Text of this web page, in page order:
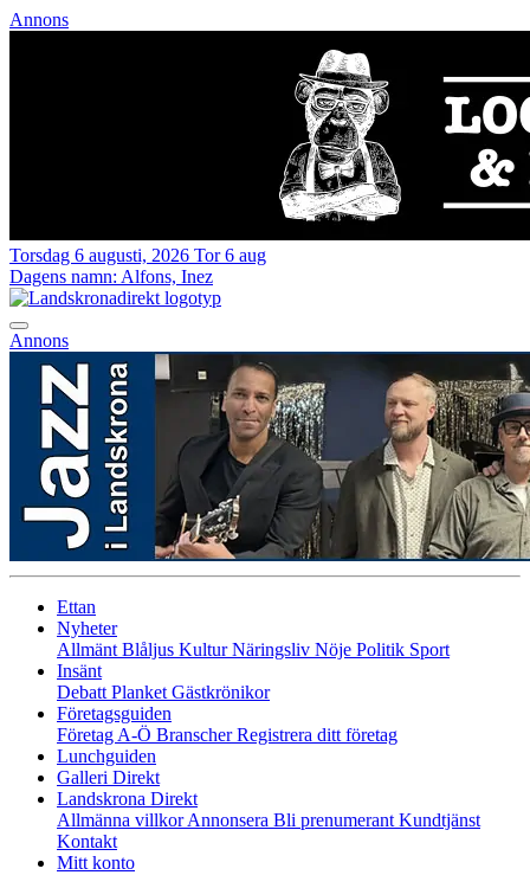
Annons
Torsdag 6 augusti, 2026 Tor 6 aug
Dagens namn: Alfons, Inez
Annons
Ettan
Nyheter
Allmänt Blåljus KulturNäringsliv Nöje Politik Sport
Insänt
Debatt Planket Gästkrönikor
Företagsguiden
Företag A-Ö BranscherRegistrera ditt företag
Lunchguiden
Galleri Direkt
Landskrona Direkt
Allmänna villkorAnnonsera Bli prenumerant Kundtjänst
Kontakt
Mitt konto